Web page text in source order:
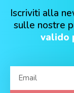
Iscriviti alla
sulle nostre
valido